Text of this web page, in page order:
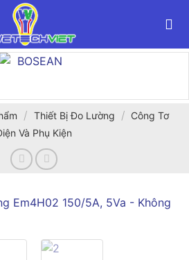
/ Thiết Bị Đo Lường / Công Tơ
Và Phụ Kiện